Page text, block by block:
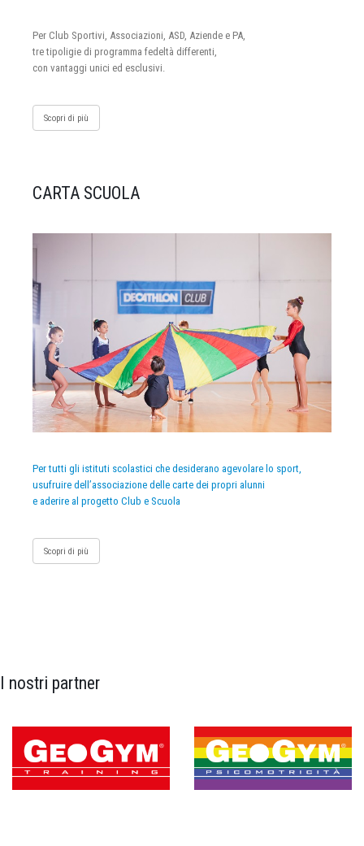
Per Club Sportivi, Associazioni, ASD, Aziende e PA,
tre tipoligie di programma fedeltà differenti,
con vantaggi unici ed esclusivi.
Scopri di più
CARTA SCUOLA
Per tutti gli istituti scolastici che desiderano agevolare lo sport,
usufruire dell’associazione delle carte dei propri alunni
e aderire al progetto Club e Scuola
Scopri di più
I nostri partner